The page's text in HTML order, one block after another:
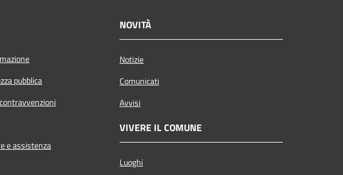
pubblica
e assistenza
NOVITÀ
Notizie
Comunicati
Avvisi
VIVERE IL COMUNE
Luoghi